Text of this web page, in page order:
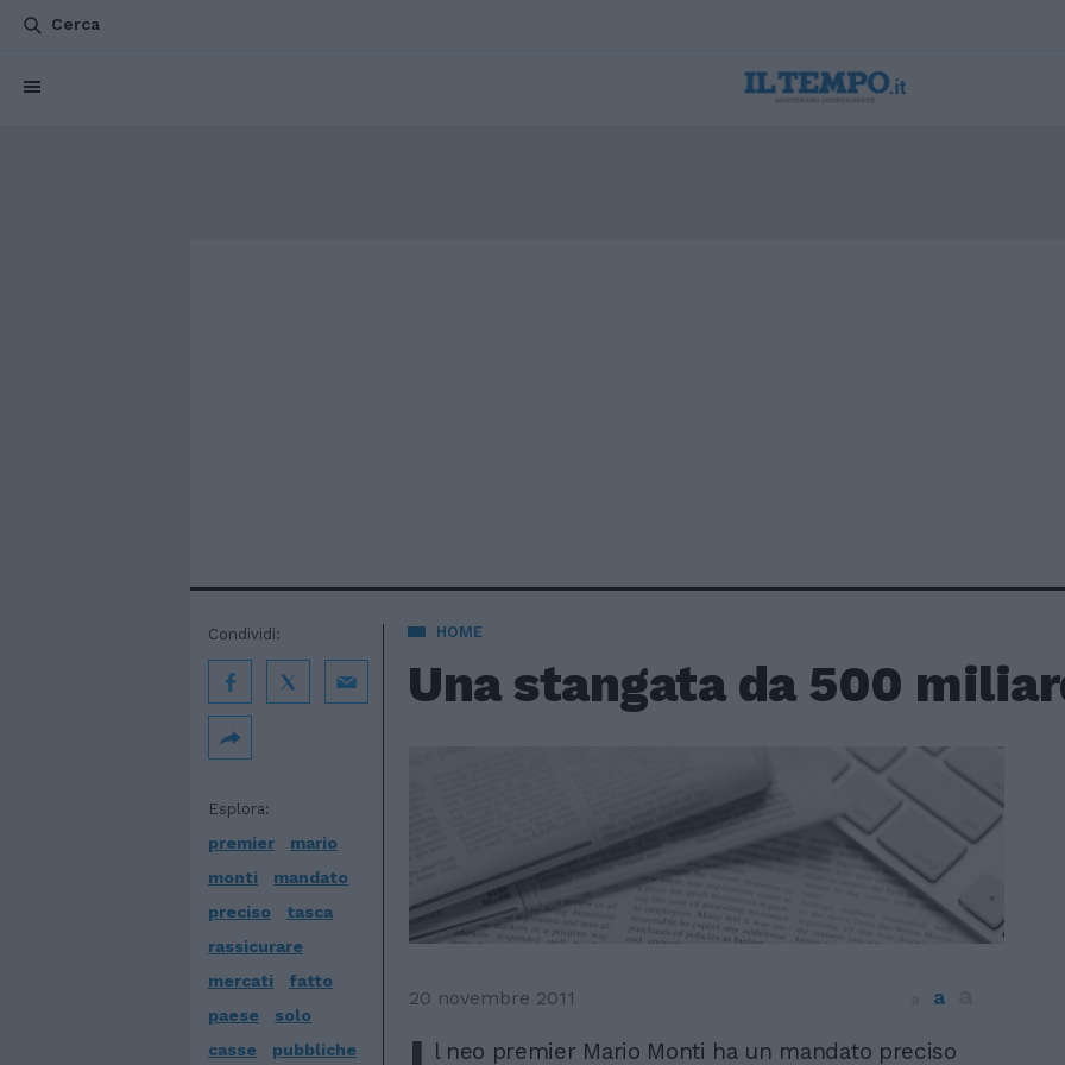
Cerca
HOME
Una stangata da 500
Esplora:
premier
mario
monti
mandato
preciso
tasca
rassicurare
mercati
fatto
paese
solo
casse
pubbliche
Condividi:
20 novembre 2011 a
l neo premier Mario Monti ha un mandato preciso